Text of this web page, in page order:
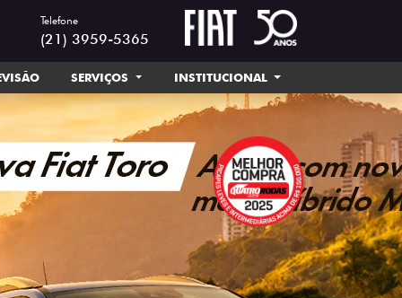
Telefone
(21) 3959-5365
SERVIÇOS INSTITUCIONAL